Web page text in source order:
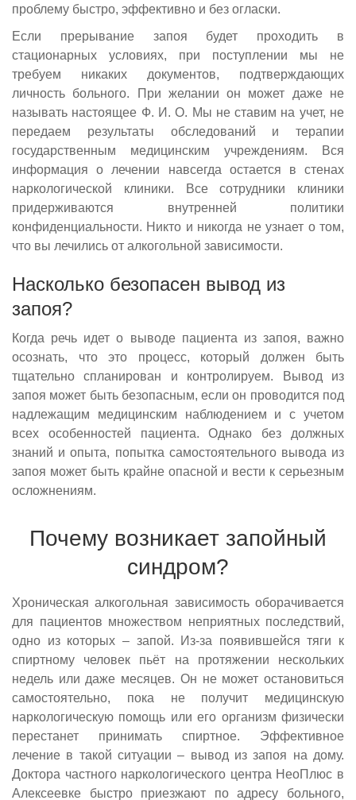
проблему быстро, эффективно и без огласки.
Если прерывание запоя будет проходить в
стационарных условиях, при поступлении мы не
требуем никаких документов, подтверждающих
личность больного. При желании он может даже не
называть настоящее Ф. И. О. Мы не ставим на учет, не
передаем результаты обследований и терапии
государственным медицинским учреждениям. Вся
информация о лечении навсегда остается в стенах
наркологической клиники. Все сотрудники клиники
придерживаются внутренней политики
конфиденциальности. Никто и никогда не узнает о том,
что вы лечились от алкогольной зависимости.
Насколько безопасен вывод из
запоя?
Когда речь идет о выводе пациента из запоя, важно
осознать, что это процесс, который должен быть
тщательно спланирован и контролируем. Вывод из
запоя может быть безопасным, если он проводится под
надлежащим медицинским наблюдением и с учетом
всех особенностей пациента. Однако без должных
знаний и опыта, попытка самостоятельного вывода из
запоя может быть крайне опасной и вести к серьезным
осложнениям.
Почему возникает запойный
синдром?
Хроническая алкогольная зависимость оборачивается
для пациентов множеством неприятных последствий,
одно из которых – запой. Из-за появившейся тяги к
спиртному человек пьёт на протяжении нескольких
недель или даже месяцев. Он не может остановиться
самостоятельно, пока не получит медицинскую
наркологическую помощь или его организм физически
перестанет принимать спиртное. Эффективное
лечение в такой ситуации – вывод из запоя на дому.
Доктора частного наркологического центра НеоПлюс в
Алексеевке быстро приезжают по адресу больного,